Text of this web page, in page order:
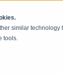
similar
tools.